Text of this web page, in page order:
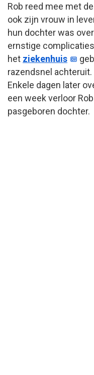
Rob reed mee met
ook zijn vrouw in
hun dochter was
ernstige
het ziekenhuis
razendsnel achteruit.
Enkele dagen later
een week verloor
pasgeboren dochter.